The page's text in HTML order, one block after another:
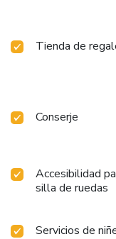
assortment of
available at
a laid-back
sipping on a
Tienda de
Conserje
Accesibilidad
silla de ruedas
Servicios de